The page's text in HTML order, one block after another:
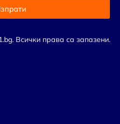
Всички права са запазени.